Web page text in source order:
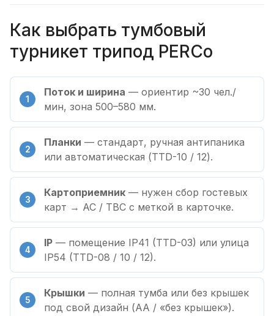
Как выбрать тумбовый
турникет трипод PERCo
Поток и ширина — ориентир ~30 чел./
мин, зона 500–580 мм.
Планки — стандарт, ручная антипаника
или автоматическая (TTD-10 / 12).
Картоприемник — нужен сбор гостевых
карт → AC / TBC с меткой в карточке.
IP — помещение IP41 (TTD-03) или улица
IP54 (TTD-08 / 10 / 12).
Крышки — полная тумба или без крышек
под свой дизайн (AA / «без крышек»).